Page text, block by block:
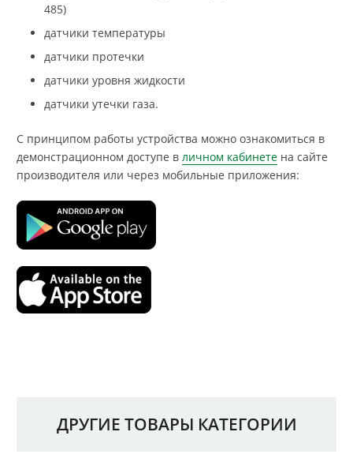
485)
датчики температуры
датчики протечки
датчики уровня жидкости
датчики утечки газа.
С принципом работы устройства можно ознакомиться в
демонстрационном доступе в личном кабинете на сайте
производителя или через мобильные приложения:
ДРУГИЕ ТОВАРЫ КАТЕГОРИИ